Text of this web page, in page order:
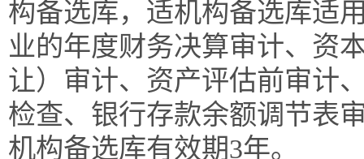
构备选库，适机构备选库适
业的年度财务决算审计、资
让）审计、资产评估前审计
检查、银行存款余额调节表
机构备选库有效期3年。